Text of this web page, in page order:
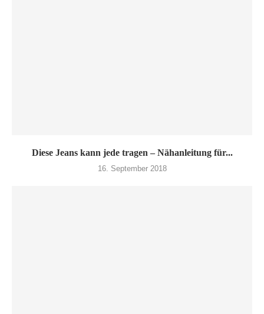
Diese Jeans kann jede tragen – Nähanleitung für...
16. September 2018